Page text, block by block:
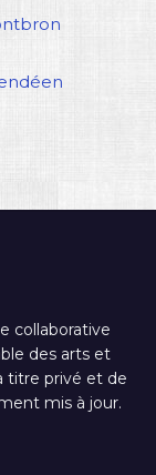
collaborative
des arts et
titre privé et de
mis à jour.